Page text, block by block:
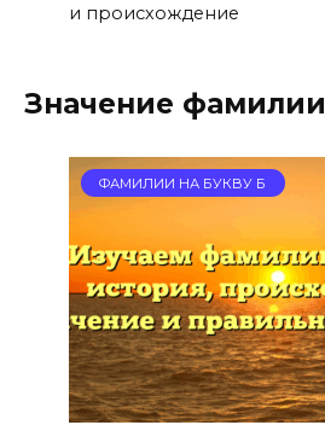
и происхождение
Значение фамилии
ФАМИЛИИ НА БУКВУ Б